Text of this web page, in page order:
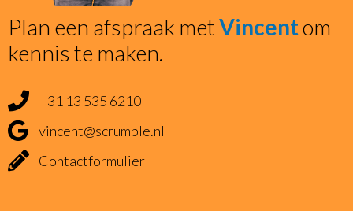
Plan een afspraak metVincentom
kennis te maken.
+31 13 535 6210
vincent@scrumble.nl
Contactformulier